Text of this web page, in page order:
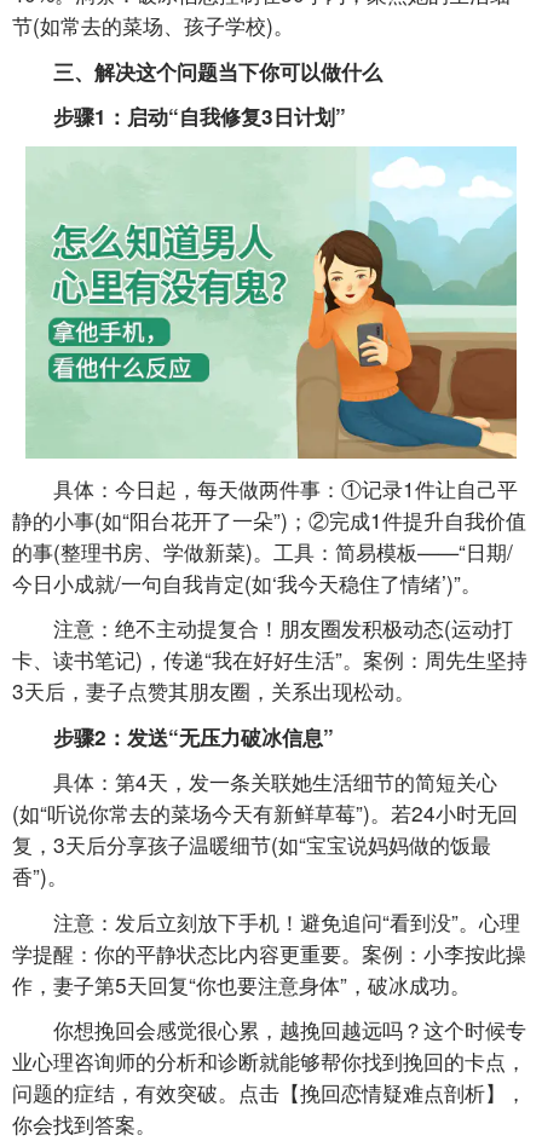
节(如常去的菜场、孩子学校)。
三、解决这个问题当下你可以做什么
步骤1：启动“自我修复3日计划”
具体：今日起，每天做两件事：①记录1件让自己平
静的小事(如“阳台花开了一朵”)；②完成1件提升自我价值
的事(整理书房、学做新菜)。工具：简易模板——“日期/
今日小成就/一句自我肯定(如‘我今天稳住了情绪’)”。
注意：绝不主动提复合！朋友圈发积极动态(运动打
卡、读书笔记)，传递“我在好好生活”。案例：周先生坚持
3天后，妻子点赞其朋友圈，关系出现松动。
步骤2：发送“无压力破冰信息”
具体：第4天，发一条关联她生活细节的简短关心
(如“听说你常去的菜场今天有新鲜草莓”)。若24小时无回
复，3天后分享孩子温暖细节(如“宝宝说妈妈做的饭最
香”)。
注意：发后立刻放下手机！避免追问“看到没”。心理
学提醒：你的平静状态比内容更重要。案例：小李按此操
作，妻子第5天回复“你也要注意身体”，破冰成功。
你想挽回会感觉很心累，越挽回越远吗？这个时候专
业心理咨询师的分析和诊断就能够帮你找到挽回的卡点，
问题的症结，有效突破。点击【挽回恋情疑难点剖析】，
你会找到答案。